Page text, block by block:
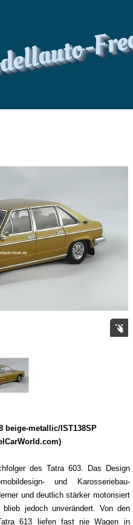
beige-metallic/IST138SP
des Tatra 603. Das Design
und Karosseriebau-
und deutlich stärker motorisiert
jedoch unverändert. Von den
613 liefen fast nie Wagen in